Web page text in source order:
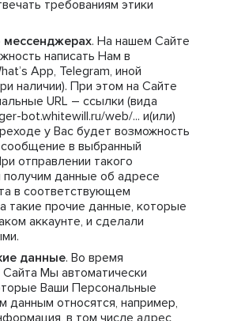
требованиям этики
. На нашем Сайте
написать Нам в
App, Telegram, иной
наличии). При этом на Сайте
URL – ссылки (вида
bot.whitewill.ru/web/... и(или)
у Вас будет возможность
в выбранный
отправлении такого
данные об адресе
в соответствующем
такие прочие данные, которые
аккаунте, и сделали
данные. Во время
Сайта Мы автоматически
Ваши Персональные
данным относятся, например,
в том числе адрес